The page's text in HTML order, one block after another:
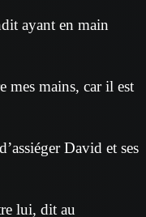
ayant en main
mes mains, car il est
David et ses
lui, dit au